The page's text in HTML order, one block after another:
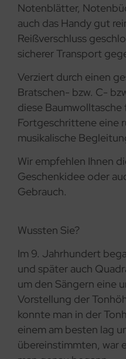
Notenblätter,
auch das Handy gut
Reißverschluss
sicherer Transport
Verziert durch einen
Bratschen- bzw. C-
diese
Fortgeschrittene eine
musikalische
Wir empfehlen Ihnen
Geschenkidee oder
Gebrauch.
Wussten Sie?
Im 9. Jahrhundert
und später auch
um den Sängern eine
Vorstellung der
konnte man in der
einem am besten lag
übereinstimmten, war